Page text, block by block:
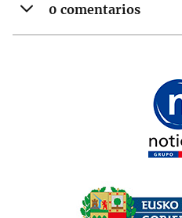
0 comentarios